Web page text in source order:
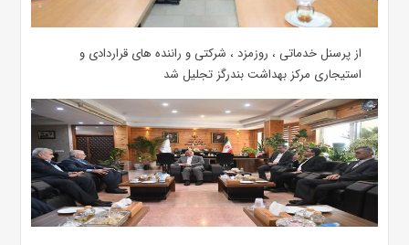
از پرسنل خدماتی ، روزمزد ، شرکتی و راننده های قراردادی و
استیجاری مرکز بهداشت بندرگز تجلیل شد